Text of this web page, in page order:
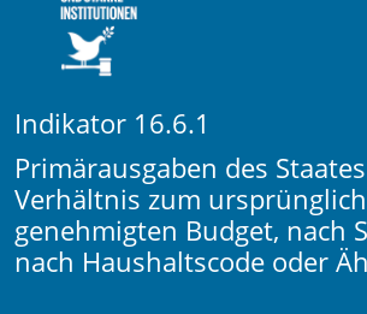
Indikator 16.6.1
Primärausgaben des
Verhältnis zum ursprünglich
genehmigten Budget, nach
nach Haushaltscode oder